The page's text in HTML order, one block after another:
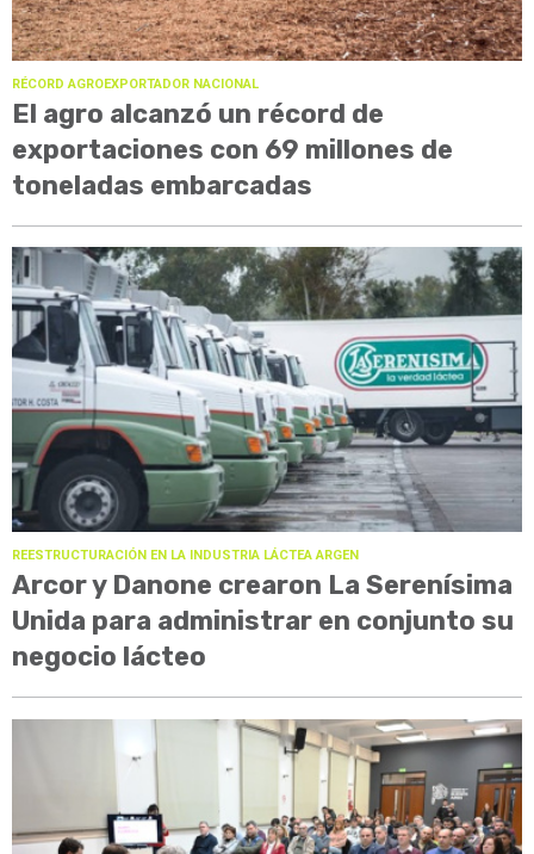
RÉCORD AGROEXPORTADOR NACIONAL
El agro alcanzó un récord de
exportaciones con 69 millones de
toneladas embarcadas
REESTRUCTURACIÓN EN LA INDUSTRIA LÁCTEA ARGEN
Arcor y Danone crearon La Serenísima
Unida para administrar en conjunto su
negocio lácteo